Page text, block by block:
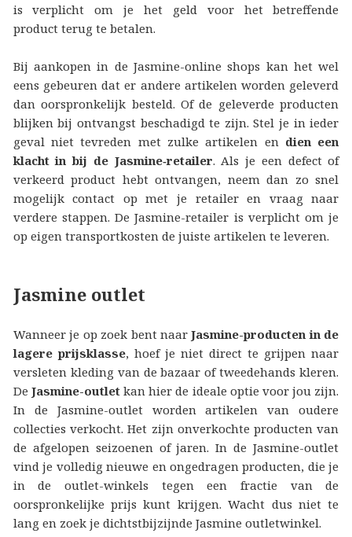
is verplicht om je het geld voor het betreffende
product terug te betalen.
Bij aankopen in de Jasmine-online shops kan het wel
eens gebeuren dat er andere artikelen worden geleverd
dan oorspronkelijk besteld. Of de geleverde producten
blijken bij ontvangst beschadigd te zijn. Stel je in ieder
geval niet tevreden met zulke artikelen en dien een
klacht in bij de Jasmine‑retailer. Als je een defect of
verkeerd product hebt ontvangen, neem dan zo snel
mogelijk contact op met je retailer en vraag naar
verdere stappen. De Jasmine-retailer is verplicht om je
op eigen transportkosten de juiste artikelen te leveren.
Jasmine outlet
Wanneer je op zoek bent naarJasmine-producten in de
lagere prijsklasse, hoef je niet direct te grijpen naar
versleten kleding van de bazaar of tweedehands kleren.
De Jasmine-outletkan hier de ideale optie voor jou zijn.
In de Jasmine-outlet worden artikelen van oudere
collecties verkocht. Het zijn onverkochte producten van
de afgelopen seizoenen of jaren. In de Jasmine-outlet
vind je volledig nieuwe en ongedragen producten, die je
in de outlet-winkels tegen een fractie van de
oorspronkelijke prijs kunt krijgen. Wacht dus niet te
lang en zoek je dichtstbijzijnde Jasmine outletwinkel.